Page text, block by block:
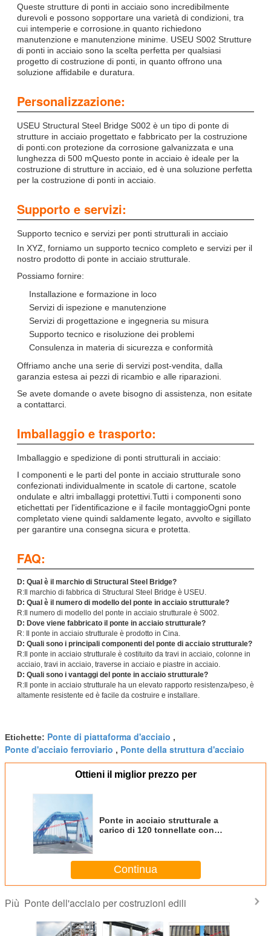
Queste strutture di ponti in acciaio sono incredibilmente
durevoli e possono sopportare una varietà di condizioni, tra
cui intemperie e corrosione.in quanto richiedono
manutenzione e manutenzione minime. USEU S002 Strutture
di ponti in acciaio sono la scelta perfetta per qualsiasi
progetto di costruzione di ponti, in quanto offrono una
soluzione affidabile e duratura.
Personalizzazione:
USEU Structural Steel Bridge S002 è un tipo di ponte di
strutture in acciaio progettato e fabbricato per la costruzione
di ponti.con protezione da corrosione galvanizzata e una
lunghezza di 500 mQuesto ponte in acciaio è ideale per la
costruzione di strutture in acciaio, ed è una soluzione perfetta
per la costruzione di ponti in acciaio.
Supporto e servizi:
Supporto tecnico e servizi per ponti strutturali in acciaio
In XYZ, forniamo un supporto tecnico completo e servizi per il
nostro prodotto di ponte in acciaio strutturale.
Possiamo fornire:
Installazione e formazione in loco
Servizi di ispezione e manutenzione
Servizi di progettazione e ingegneria su misura
Supporto tecnico e risoluzione dei problemi
Consulenza in materia di sicurezza e conformità
Offriamo anche una serie di servizi post-vendita, dalla
garanzia estesa ai pezzi di ricambio e alle riparazioni.
Se avete domande o avete bisogno di assistenza, non esitate
a contattarci.
Imballaggio e trasporto:
Imballaggio e spedizione di ponti strutturali in acciaio:
I componenti e le parti del ponte in acciaio strutturale sono
confezionati individualmente in scatole di cartone, scatole
ondulate e altri imballaggi protettivi.Tutti i componenti sono
etichettati per l'identificazione e il facile montaggioOgni ponte
completato viene quindi saldamente legato, avvolto e sigillato
per garantire una consegna sicura e protetta.
FAQ:
D: Qual è il marchio di Structural Steel Bridge?
R:Il marchio di fabbrica di Structural Steel Bridge è USEU.
D: Qual è il numero di modello del ponte in acciaio strutturale?
R:Il numero di modello del ponte in acciaio strutturale è S002.
D: Dove viene fabbricato il ponte in acciaio strutturale?
R: Il ponte in acciaio strutturale è prodotto in Cina.
D: Quali sono i principali componenti del ponte di acciaio strutturale?
R:Il ponte in acciaio strutturale è costituito da travi in acciaio, colonne in
acciaio, travi in acciaio, traverse in acciaio e piastre in acciaio.
D: Quali sono i vantaggi del ponte in acciaio strutturale?
R:Il ponte in acciaio strutturale ha un elevato rapporto resistenza/peso, è
altamente resistente ed è facile da costruire e installare.
Etichette: Ponte di piattaforma d'acciaio ,
Ponte d'acciaio ferroviario , Ponte della struttura d'acciaio
Ottieni il miglior prezzo per
Ponte in acciaio strutturale a
carico di 120 tonnellate con
Continua
Più Ponte dell'acciaio per costruzioni edili